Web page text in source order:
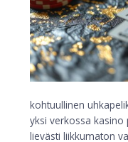
kohtuullinen
yksi verkossa
lievästi liikkumaton